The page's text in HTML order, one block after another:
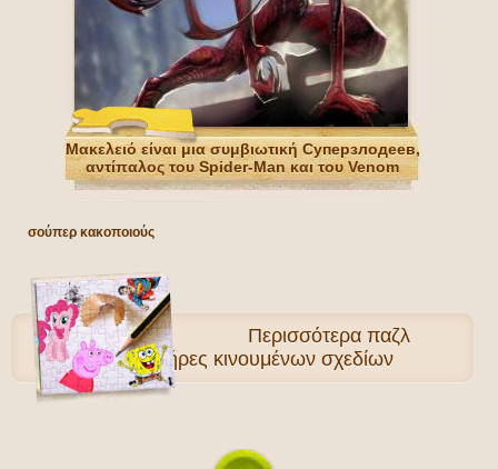
Μακελειό είναι μια συμβιωτική Суперзлодеев,
αντίπαλος του Spider-Man και του Venom
archenemy
σούπερ κακοποιούς
Περισσότερα παζλ
Χαρακτήρες κινουμένων σχεδίων